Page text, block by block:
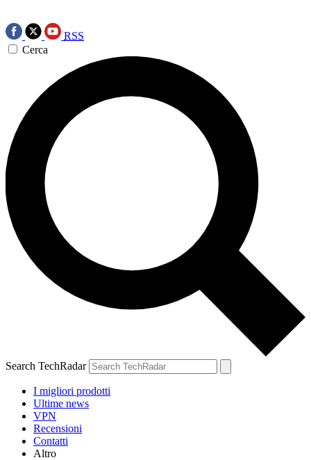
RSS
Cerca
Search TechRadar
I migliori prodotti
Ultime news
VPN
Recensioni
Contatti
Altro